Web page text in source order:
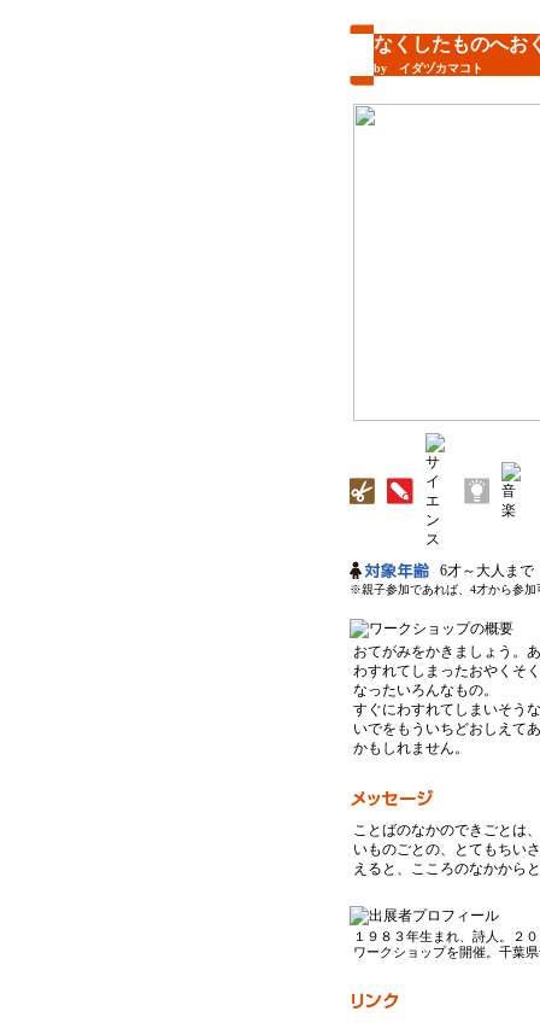
なくしたものへお
by イダヅカマコト
6才～大人まで
※親子参加であれば、4才から参加
おてがみをかきましょう。
わすれてしまったおやくそ
なったいろんなもの。
すぐにわすれてしまいそう
いでをもういちどおしえて
かもしれません。
ことばのなかのできごとは
いものごとの、とてもちい
えると、こころのなかから
１９８３年生まれ、詩人。２
ワークショップを開催。千葉